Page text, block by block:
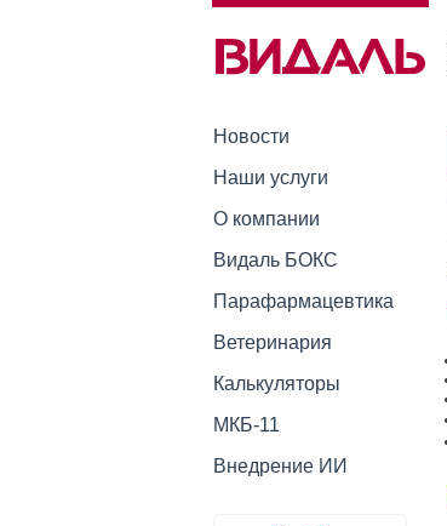
Новости
Наши услуги
О компании
Видаль БОКС
Парафармацевтика
Ветеринария
Калькуляторы
МКБ-11
Внедрение ИИ